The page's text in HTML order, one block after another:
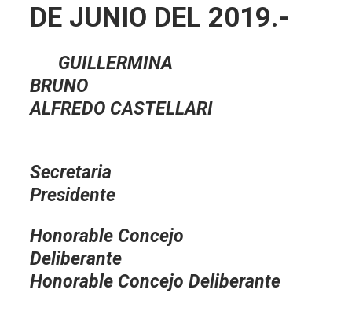
DE JUNIO DEL 2019.-
GUILLERMINA
BRUNO
ALFREDO CASTELLARI
Presidente
Honorable Concejo
Deliberante
Honorable Concejo Deliberante